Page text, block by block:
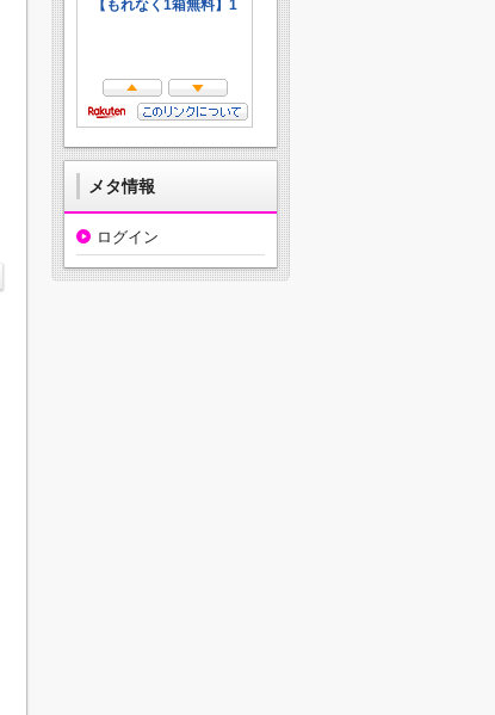
メタ情報
ログイン